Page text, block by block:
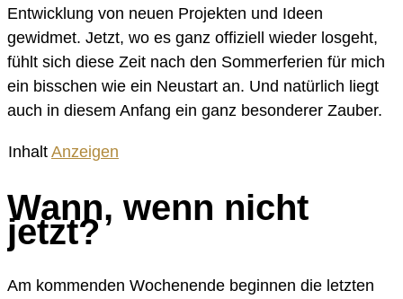
Entwicklung von neuen Projekten und Ideen
gewidmet. Jetzt, wo es ganz offiziell wieder losgeht,
fühlt sich diese Zeit nach den Sommerferien für mich
ein bisschen wie ein Neustart an. Und natürlich liegt
auch in diesem Anfang ein ganz besonderer Zauber.
Inhalt Anzeigen
Wann, wenn nicht
jetzt?
Am kommenden Wochenende beginnen die letzten